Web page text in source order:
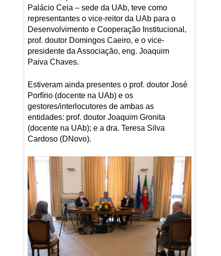
Palácio Ceia – sede da UAb, teve como
representantes o vice-reitor da UAb para o
Desenvolvimento e Cooperação Institucional,
prof. doutor Domingos Caeiro, e o vice-
presidente da Associação, eng. Joaquim
Paiva Chaves.
Estiveram ainda presentes o prof. doutor José
Porfírio (docente na UAb) e os
gestores/interlocutores de ambas as
entidades: prof. doutor Joaquim Gronita
(docente na UAb); e a dra. Teresa Silva
Cardoso (DNovo).